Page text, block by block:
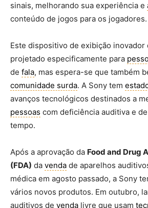
sinais, melhorando sua experiência e
conteúdo de jogos para os jogadores.
Este dispositivo de exibição inovador
projetado especificamente para
de fala, mas espera-se que também
comunidade surda. A Sony tem
avanços tecnológicos destinados a
pessoas com deficiência auditiva e de
tempo.
Após a aprovação da Food and Drug
(FDA) da venda de aparelhos
médica em agosto passado, a Sony
vários novos produtos. Em outubro,
auditivos de venda livre que usam